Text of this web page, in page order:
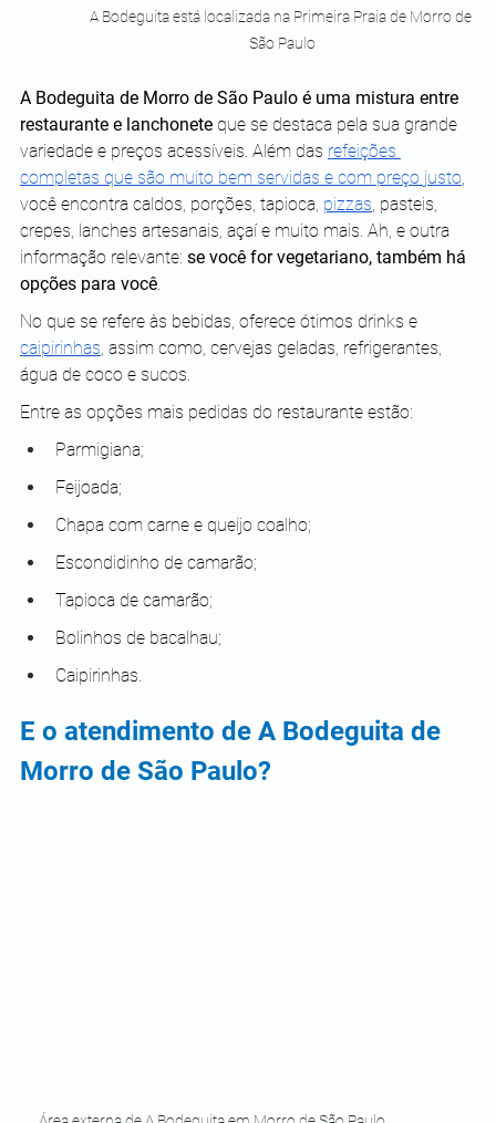
A Bodeguita está localizada na Primeira Praia de Morro de
São Paulo
A Bodeguita de Morro de São Paulo é uma mistura entre
restaurante e lanchonete que se destaca pela sua grande
variedade e preços acessíveis. Além das refeições
completas que são muito bem servidas e com preço justo
você encontra caldos, porções, tapioca, pizzas , pasteis,
crepes, lanches artesanais, açaí e muito mais. Ah, e outra
informação relevante: se você for vegetariano, também há
opções para você
No que se refere às bebidas, oferece ótimos drinks e
caipirinhas , assim como, cervejas geladas, refrigerantes,
água de coco e sucos.
Entre as opções mais pedidas do restaurante estão:
Parmigiana;
Feijoada;
Chapa com carne e queijo coalho;
Escondidinho de camarão;
Tapioca de camarão;
Bolinhos de bacalhau;
Caipirinhas.
E o atendimento de A Bodeguita de
Morro de São Paulo?